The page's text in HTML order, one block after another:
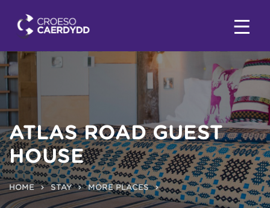
ATLAS ROAD GUEST
HOUSE
HOME STAY MORE PLACES